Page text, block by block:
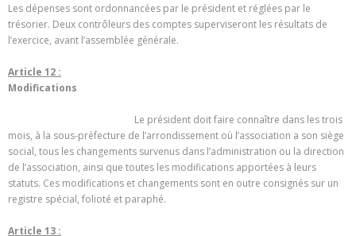
Les dépenses sont ordonnancées par le président et réglées par le
trésorier. Deux contrôleurs des comptes superviseront les résultats de
l’exercice, avant l’assemblée générale.
Article 12 :
Modifications
Le président doit faire connaître dans les trois
mois, à la sous-préfecture de l’arrondissement où l’association a son siège
social, tous les changements survenus dans l’administration ou la direction
de l’association, ainsi que toutes les modifications apportées à leurs
statuts. Ces modifications et changements sont en outre consignés sur un
registre spécial, folioté et paraphé.
Article 13 :